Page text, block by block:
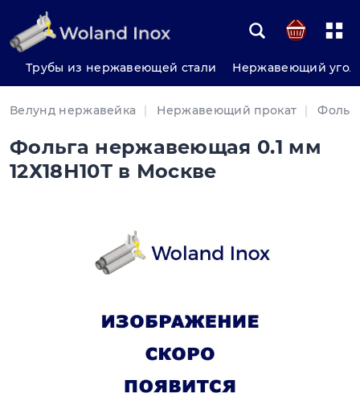
Трубы из нержавеющей стали Нержавеющий
Велунд нержавейка Нержавеющий прокат
Фольга нержавеющая 0.1 мм
12Х18Н10Т в Москве